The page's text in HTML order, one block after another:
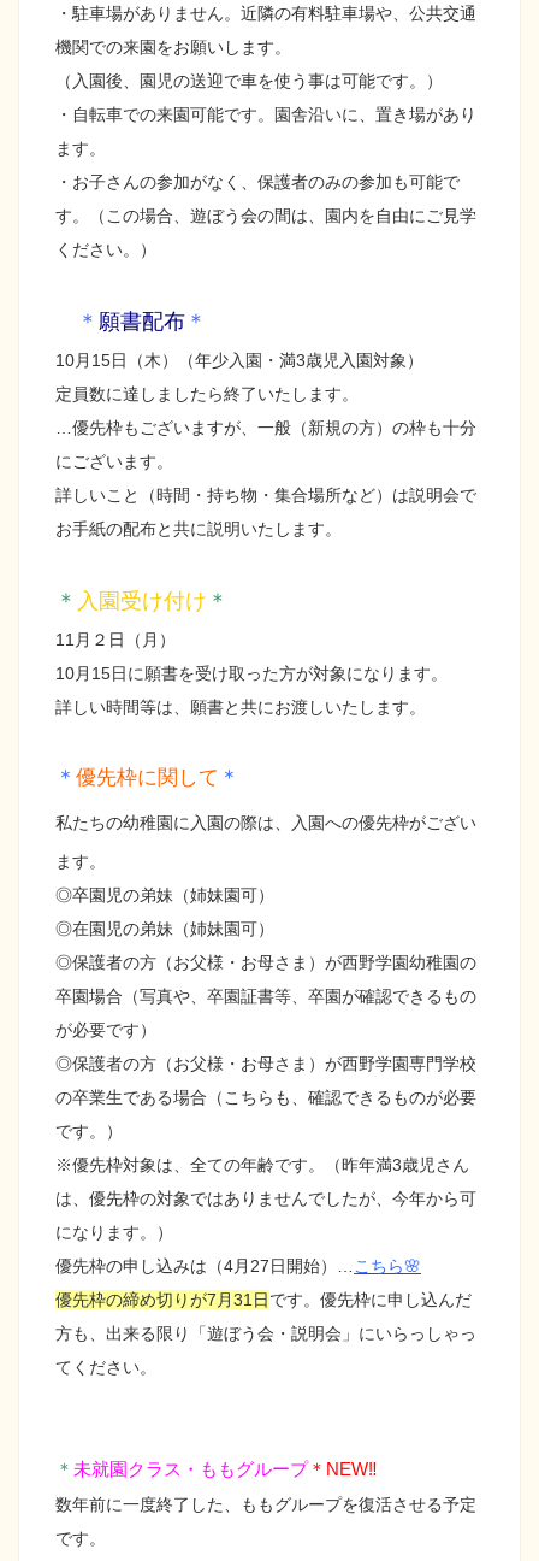
・駐車場がありません。近隣の有料駐車場や、公共交通
機関での来園をお願いします。
（入園後、園児の送迎で車を使う事は可能です。）
・自転車での来園可能です。園舎沿いに、置き場があり
ます。
・お子さんの参加がなく、保護者のみの参加も可能で
す。（この場合、遊ぼう会の間は、園内を自由にご見学
ください。）
＊ 願書配布 ＊
10月15日（木）（年少入園・満3歳児入園対象）
定員数に達しましたら終了いたします。
…優先枠もございますが、一般（新規の方）の枠も十分
にございます。
詳しいこと（時間・持ち物・集合場所など）は説明会で
お手紙の配布と共に説明いたします。
＊ 入園受け付け ＊
11月２日（月）
10月15日に願書を受け取った方が対象になります。
詳しい時間等は、願書と共にお渡しいたします。
＊ 優先枠に関して ＊
私たちの幼稚園に入園の際は、入園への優先枠がござい
ます。
◎卒園児の弟妹（姉妹園可）
◎在園児の弟妹（姉妹園可）
◎保護者の方（お父様・お母さま）が西野学園幼稚園の
卒園場合（写真や、卒園証書等、卒園が確認できるもの
が必要です）
◎保護者の方（お父様・お母さま）が西野学園専門学校
の卒業生である場合（こちらも、確認できるものが必要
です。）
※優先枠対象は、全ての年齢です。（昨年満3歳児さん
は、優先枠の対象ではありませんでしたが、今年から可
になります。）
優先枠の申し込みは（4月27日開始）…こちら🌸
優先枠の締め切りが7月31日です。優先枠に申し込んだ
方も、出来る限り「遊ぼう会・説明会」にいらっしゃっ
てください。
＊ 未就園クラス・ももグループ＊NEW‼
数年前に一度終了した、ももグループを復活させる予定
です。